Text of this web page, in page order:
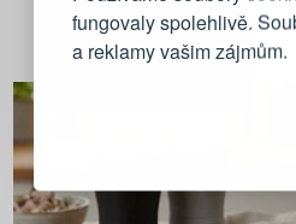
fungovaly spolehlivě.
a reklamy vašim zájmům.
Živý náhled na změny v